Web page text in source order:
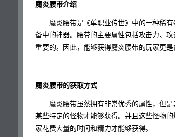
魔炎腰带介绍
魔炎腰带是《单职业传世》中的一种稀有
备中的神器。腰带的主要属性包括攻击力、
重要的。因此，能够获得魔炎腰带的玩家更是
魔炎腰带的获取方式
魔炎腰带虽然拥有非常优秀的属性，但是
某些特定的怪物才能够获得。并且这些怪物
家花费大量的时间和精力才能够获得。